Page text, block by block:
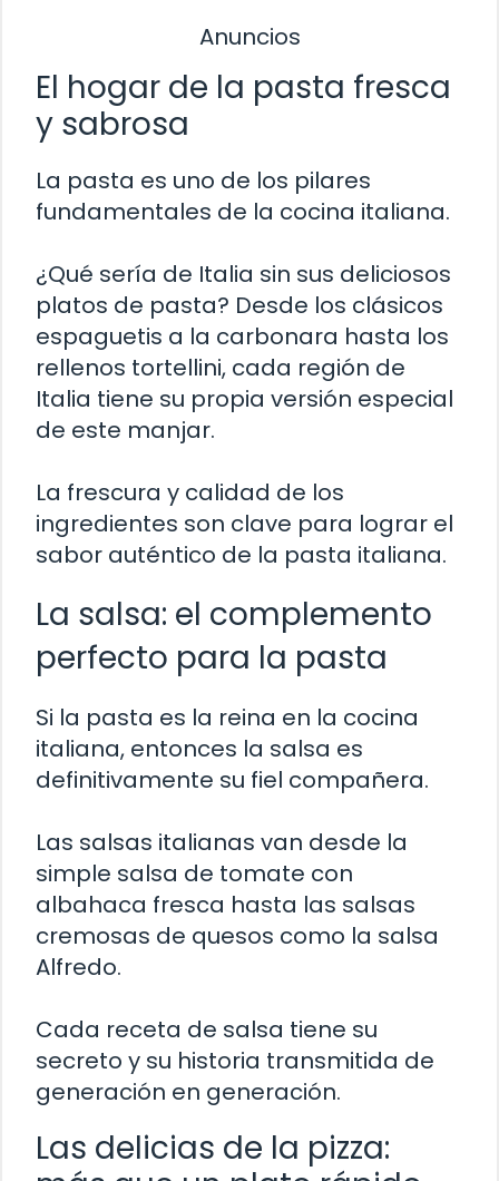
Anuncios
El hogar de la pasta fresca
y sabrosa
La pasta es uno de los pilares
fundamentales de la cocina italiana.
¿Qué sería de Italia sin sus deliciosos
platos de pasta? Desde los clásicos
espaguetis a la carbonara hasta los
rellenos tortellini, cada región de
Italia tiene su propia versión especial
de este manjar.
La frescura y calidad de los
ingredientes son clave para lograr el
sabor auténtico de la pasta italiana.
La salsa: el complemento
perfecto para la pasta
Si la pasta es la reina en la cocina
italiana, entonces la salsa es
definitivamente su fiel compañera.
Las salsas italianas van desde la
simple salsa de tomate con
albahaca fresca hasta las salsas
cremosas de quesos como la salsa
Alfredo.
Cada receta de salsa tiene su
secreto y su historia transmitida de
generación en generación.
Las delicias de la pizza: